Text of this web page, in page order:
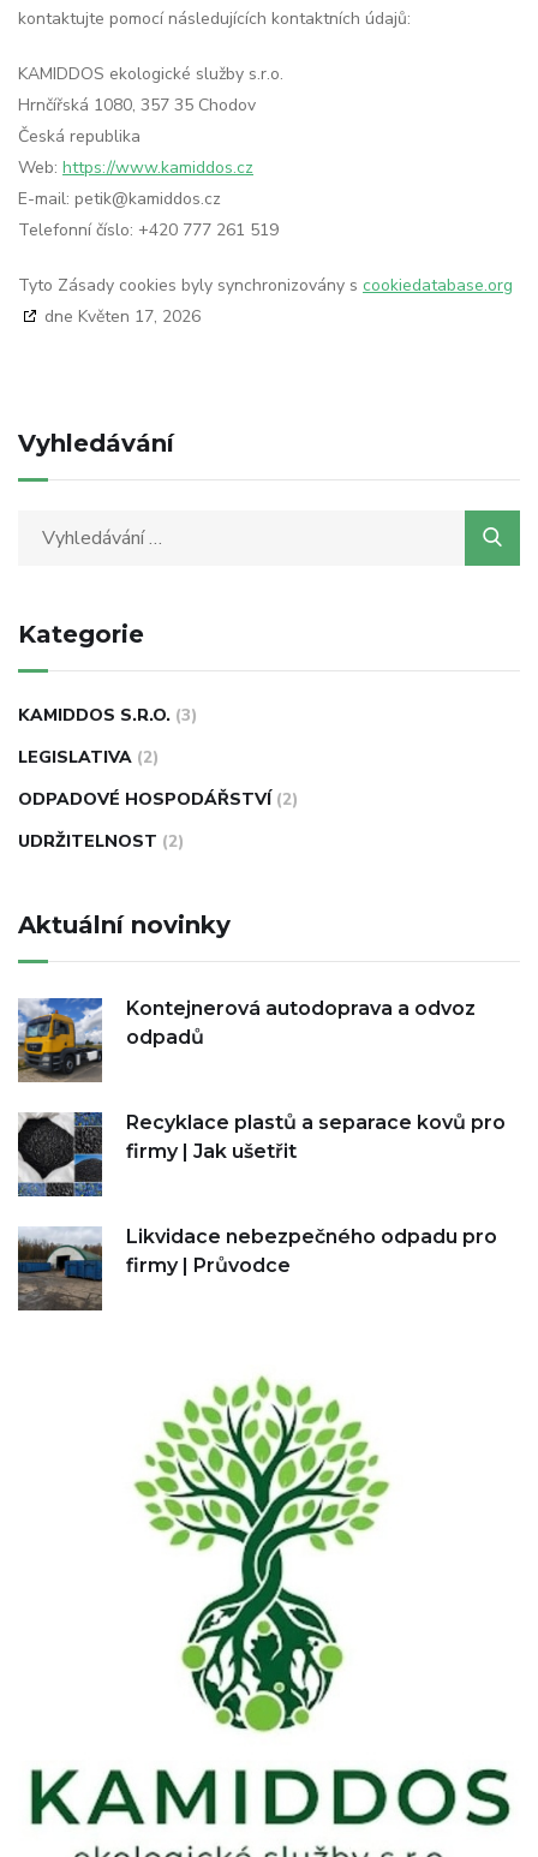
kontaktujte pomocí následujících kontaktních údajů:
KAMIDDOS ekologické služby s.r.o.
Hrnčířská 1080, 357 35 Chodov
Česká republika
Web: https://www.kamiddos.cz
E-mail: petik@kamiddos.cz
Telefonní číslo: +420 777 261 519
Tyto Zásady cookies byly synchronizovány s cookiedatabase.org
dne Květen 17, 2026
Vyhledávání
Kategorie
KAMIDDOS S.R.O. (3)
LEGISLATIVA (2)
ODPADOVÉ HOSPODÁŘSTVÍ (2)
UDRŽITELNOST (2)
Aktuální novinky
Kontejnerová autodoprava a odvoz
odpadů
Recyklace plastů a separace kovů pro
firmy | Jak ušetřit
Likvidace nebezpečného odpadu pro
firmy | Průvodce